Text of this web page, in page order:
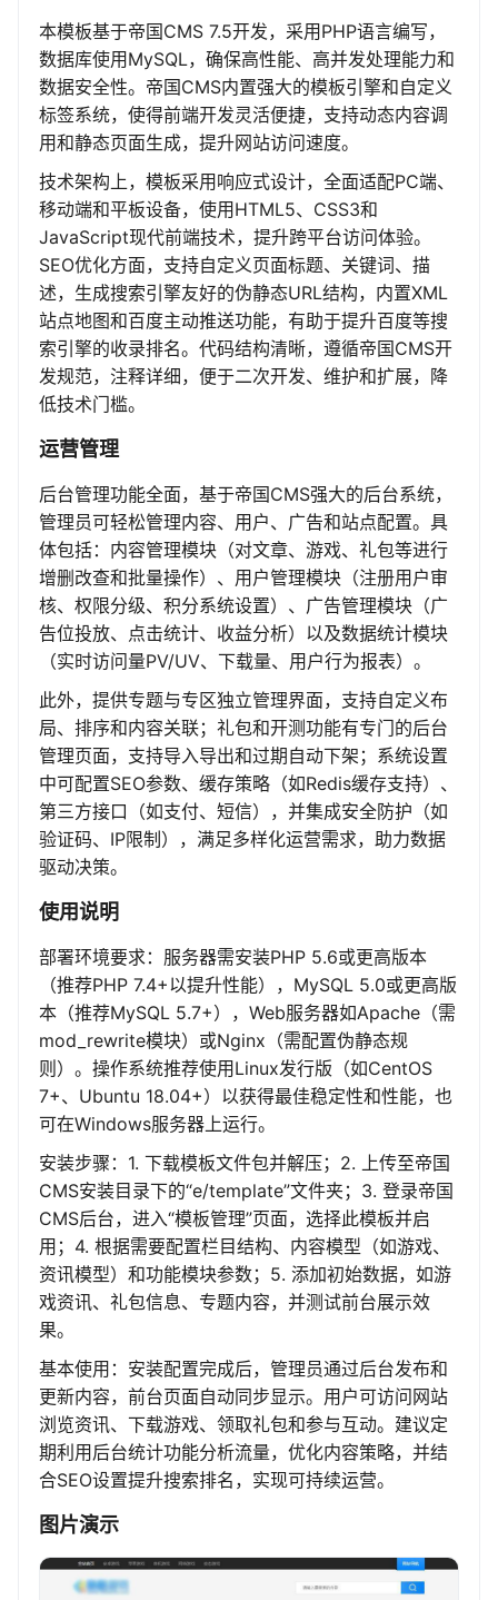
本模板基于帝国CMS 7.5开发，采用PHP语言编写，
数据库使用MySQL，确保高性能、高并发处理能力和
数据安全性。帝国CMS内置强大的模板引擎和自定义
标签系统，使得前端开发灵活便捷，支持动态内容调
用和静态页面生成，提升网站访问速度。
技术架构上，模板采用响应式设计，全面适配PC端、
移动端和平板设备，使用HTML5、CSS3和
JavaScript现代前端技术，提升跨平台访问体验。
SEO优化方面，支持自定义页面标题、关键词、描
述，生成搜索引擎友好的伪静态URL结构，内置XML
站点地图和百度主动推送功能，有助于提升百度等搜
索引擎的收录排名。代码结构清晰，遵循帝国CMS开
发规范，注释详细，便于二次开发、维护和扩展，降
低技术门槛。
运营管理
后台管理功能全面，基于帝国CMS强大的后台系统，
管理员可轻松管理内容、用户、广告和站点配置。具
体包括：内容管理模块（对文章、游戏、礼包等进行
增删改查和批量操作）、用户管理模块（注册用户审
核、权限分级、积分系统设置）、广告管理模块（广
告位投放、点击统计、收益分析）以及数据统计模块
（实时访问量PV/UV、下载量、用户行为报表）。
此外，提供专题与专区独立管理界面，支持自定义布
局、排序和内容关联；礼包和开测功能有专门的后台
管理页面，支持导入导出和过期自动下架；系统设置
中可配置SEO参数、缓存策略（如Redis缓存支持）、
第三方接口（如支付、短信），并集成安全防护（如
验证码、IP限制），满足多样化运营需求，助力数据
驱动决策。
使用说明
部署环境要求：服务器需安装PHP 5.6或更高版本
（推荐PHP 7.4+以提升性能），MySQL 5.0或更高版
本（推荐MySQL 5.7+），Web服务器如Apache（需
mod_rewrite模块）或Nginx（需配置伪静态规
则）。操作系统推荐使用Linux发行版（如CentOS
7+、Ubuntu 18.04+）以获得最佳稳定性和性能，也
可在Windows服务器上运行。
安装步骤：1. 下载模板文件包并解压；2. 上传至帝国
CMS安装目录下的“e/template”文件夹；3. 登录帝国
CMS后台，进入“模板管理”页面，选择此模板并启
用；4. 根据需要配置栏目结构、内容模型（如游戏、
资讯模型）和功能模块参数；5. 添加初始数据，如游
戏资讯、礼包信息、专题内容，并测试前台展示效
果。
基本使用：安装配置完成后，管理员通过后台发布和
更新内容，前台页面自动同步显示。用户可访问网站
浏览资讯、下载游戏、领取礼包和参与互动。建议定
期利用后台统计功能分析流量，优化内容策略，并结
合SEO设置提升搜索排名，实现可持续运营。
图片演示